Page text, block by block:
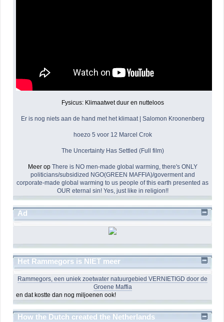
Fysicus: Klimaatwet duur en nutteloos
Er is nog niets aan de hand met het klimaat | Salomon Kroonenberg
hoezo 5 voor 12 Marcel Crok
The Uncertainty Has Settled (Full film)
Meer op There is NO men-made global warming, there's ONLY
politicians/subsidized NGO(GREEN MAFFIA)/goverment and
corporate-made global warming to us people of this earth presented as
OUR eternal sin! Yes, just like in religion!!
Ad
Het Rammegors is NIET meer
Rammegors, een uniek zoetwater natuurgebied VERNIETIGD door de
Groene Maffia
en dat kostte dan nog miljoenen ook!
How the Dutch created the Netherlands